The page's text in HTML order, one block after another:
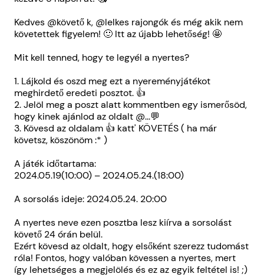
Kedves @követő k, @lelkes rajongók és még akik nem
követettek figyelem! 🙂 Itt az újabb lehetőség! 🤩
Mit kell tenned, hogy te legyél a nyertes?
1. Lájkold és oszd meg ezt a nyereményjátékot
meghirdető eredeti posztot. 👍
2. Jelöl meg a poszt alatt kommentben egy ismerősöd,
hogy kinek ajánlod az oldalt @...💬
3. Kövesd az oldalam 👍 katt' KÖVETÉS ( ha már
követsz, köszönöm :* )
A játék időtartama:
2024.05.19(10:00) – 2024.05.24.(18:00)
A sorsolás ideje: 2024.05.24. 20:00
A nyertes neve ezen posztba lesz kiírva a sorsolást
követő 24 órán belül.
Ezért kövesd az oldalt, hogy elsőként szerezz tudomást
róla! Fontos, hogy valóban kövessen a nyertes, mert
így lehetséges a megjelölés és ez az egyik feltétel is! ;)